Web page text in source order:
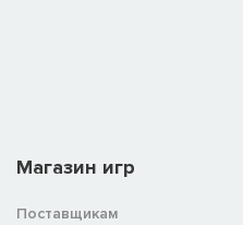
Магазин игр
Поставщикам